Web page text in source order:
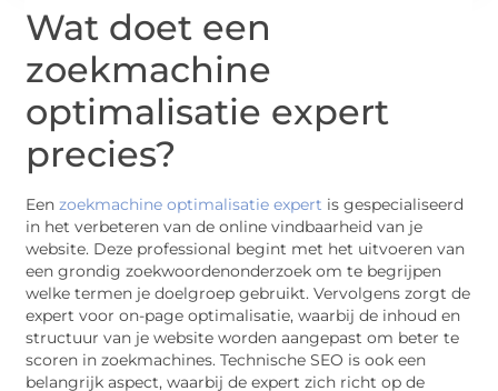
Wat doet een
zoekmachine
optimalisatie expert
precies?
Een zoekmachine optimalisatie expert is gespecialiseerd
in het verbeteren van de online vindbaarheid van je
website. Deze professional begint met het uitvoeren van
een grondig zoekwoordenonderzoek om te begrijpen
welke termen je doelgroep gebruikt. Vervolgens zorgt de
expert voor on-page optimalisatie, waarbij de inhoud en
structuur van je website worden aangepast om beter te
scoren in zoekmachines. Technische SEO is ook een
belangrijk aspect, waarbij de expert zich richt op de